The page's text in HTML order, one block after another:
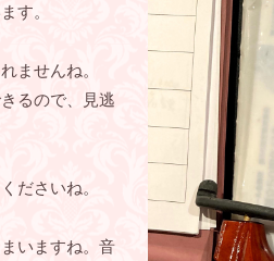
す。
ませんね。
るので、見逃
ださいね。
いますね。音